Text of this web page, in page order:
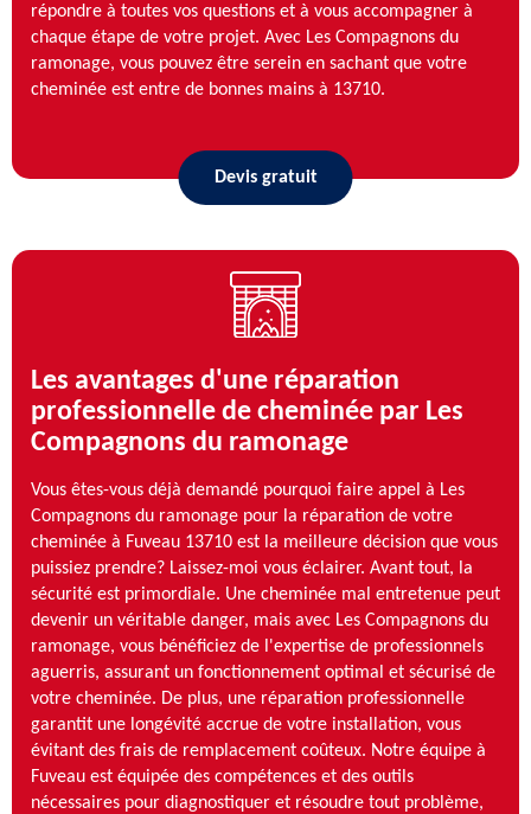
répondre à toutes vos questions et à vous accompagner à
chaque étape de votre projet. Avec Les Compagnons du
ramonage, vous pouvez être serein en sachant que votre
cheminée est entre de bonnes mains à 13710.
Devis gratuit
Les avantages d'une réparation
professionnelle de cheminée par Les
Compagnons du ramonage
Vous êtes-vous déjà demandé pourquoi faire appel à Les
Compagnons du ramonage pour la réparation de votre
cheminée à Fuveau 13710 est la meilleure décision que vous
puissiez prendre? Laissez-moi vous éclairer. Avant tout, la
sécurité est primordiale. Une cheminée mal entretenue peut
devenir un véritable danger, mais avec Les Compagnons du
ramonage, vous bénéficiez de l'expertise de professionnels
aguerris, assurant un fonctionnement optimal et sécurisé de
votre cheminée. De plus, une réparation professionnelle
garantit une longévité accrue de votre installation, vous
évitant des frais de remplacement coûteux. Notre équipe à
Fuveau est équipée des compétences et des outils
nécessaires pour diagnostiquer et résoudre tout problème,